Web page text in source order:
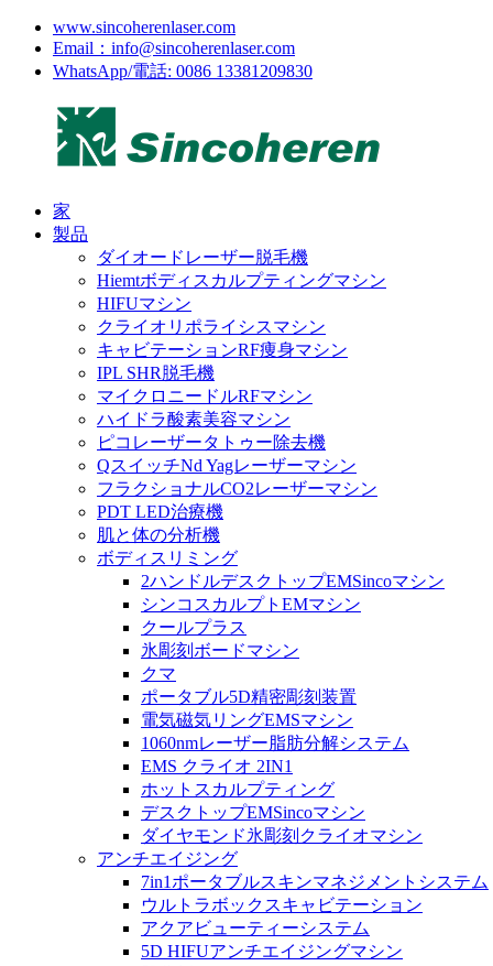
www.sincoherenlaser.com
Email：info@sincoherenlaser.com
WhatsApp/電話: 0086 13381209830
家
製品
ダイオードレーザー脱毛機
Hiemtボディスカルプティングマシン
HIFUマシン
クライオリポライシスマシン
キャビテーションRF痩身マシン
IPL SHR脱毛機
マイクロニードルRFマシン
ハイドラ酸素美容マシン
ピコレーザータトゥー除去機
QスイッチNd Yagレーザーマシン
フラクショナルCO2レーザーマシン
PDT LED治療機
肌と体の分析機
ボディスリミング
2ハンドルデスクトップEMSincoマシン
シンコスカルプトEMマシン
クールプラス
氷彫刻ボードマシン
クマ
ポータブル5D精密彫刻装置
電気磁気リングEMSマシン
1060nmレーザー脂肪分解システム
EMS クライオ 2IN1
ホットスカルプティング
デスクトップEMSincoマシン
ダイヤモンド氷彫刻クライオマシン
アンチエイジング
7in1ポータブルスキンマネジメントシステム
ウルトラボックスキャビテーション
アクアビューティーシステム
5D HIFUアンチエイジングマシン